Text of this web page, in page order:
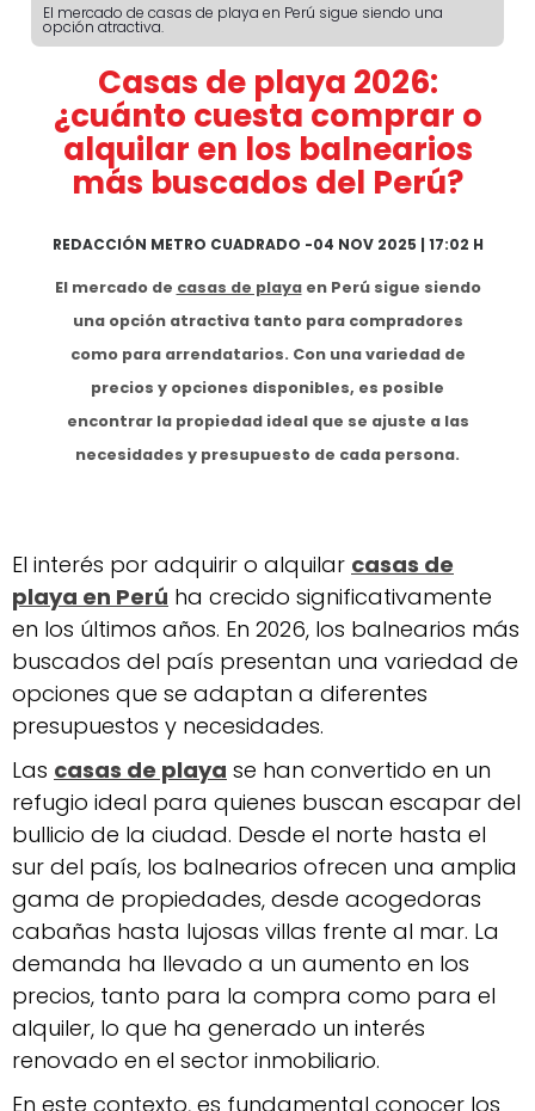
El mercado de casas de playa en Perú sigue siendo una
opción atractiva.
Casas de playa 2026:
¿cuánto cuesta comprar o
alquilar en los balnearios
más buscados del Perú?
REDACCIÓN METRO CUADRADO -04 NOV 2025 | 17:02 H
El mercado de casas de playaen Perú sigue siendo
una opción atractiva tanto para compradores
como para arrendatarios. Con una variedad de
precios y opciones disponibles, es posible
encontrar la propiedad ideal que se ajuste a las
necesidades y presupuesto de cada persona.
El interés por adquirir o alquilar casas de
playa en Perú ha crecido significativamente
en los últimos años. En 2026, los balnearios más
buscados del país presentan una variedad de
opciones que se adaptan a diferentes
presupuestos y necesidades.
Las casas de playa se han convertido en un
refugio ideal para quienes buscan escapar del
bullicio de la ciudad. Desde el norte hasta el
sur del país, los balnearios ofrecen una amplia
gama de propiedades, desde acogedoras
cabañas hasta lujosas villas frente al mar. La
demanda ha llevado a un aumento en los
precios, tanto para la compra como para el
alquiler, lo que ha generado un interés
renovado en el sector inmobiliario.
En este contexto, es fundamental conocer los